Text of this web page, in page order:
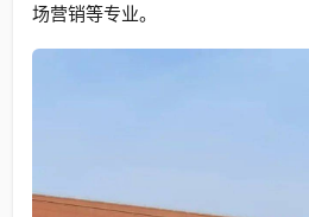
场营销等专业。